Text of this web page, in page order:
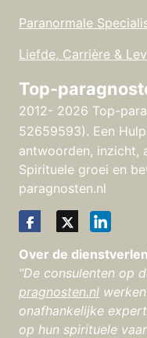
Paranormale
Liefde, Carrière &
Top-
2012- 2026 Top-
52659593). Een
antwoorden, inzicht,
Spirituele groei en
paragnosten.nl
Over de
“De consulenten op
pragnosten.nl
onafhankelijke
op hun spirituele